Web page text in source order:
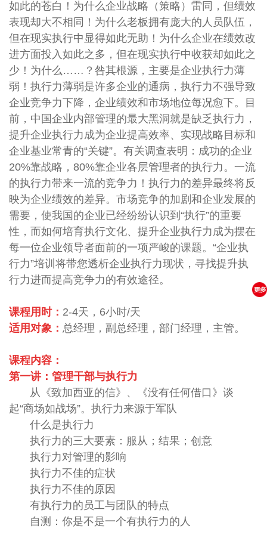
如此的苍白！为什么企业战略（策略）雷同，但绩效
表现却大不相同！为什么老板拥有庞大的人员队伍，
但在现实执行中显得如此无助！为什么企业在绩效改
进方面投入如此之多，但在现实执行中收获却如此之
少！为什么……？咎其根源，主要是企业执行力薄
弱！执行力薄弱是许多企业的通病，执行力不强导致
企业竞争力下降，企业绩效和市场地位每况愈下。目
前，中国企业内部管理的最大黑洞就是缺乏执行力，
提升企业执行力成为企业提高效率、实现战略目标和
企业基业常青的“关键”。有关调查表明：成功的企业
20%靠战略，80%靠企业各层管理者的执行力。一流
的执行力带来一流的竞争力！执行力的差异最终将反
映为企业绩效的差异。市场竞争的加剧和企业发展的
需要，使我国的企业已经纷纷认识到“执行”的重要
性，而如何培育执行文化、提升企业执行力成为摆在
每一位企业领导者面前的一项严峻的课题。“企业执
行力”培训将带您透析企业执行力现状，寻找提升执
行力进而提高竞争力的有效途径。
课程用时： 2-4天，6小时/天
适用对象： 总经理，副总经理，部门经理，主管。
课程内容：
第一讲：管理干部与执行力
从《致加西亚的信》、《没有任何借口》谈
起“商场如战场”。执行力来源于军队
什么是执行力
执行力的三大要素：服从；结果；创意
执行力对管理的影响
执行力不佳的症状
执行力不佳的原因
有执行力的员工与团队的特点
自测：你是不是一个有执行力的人